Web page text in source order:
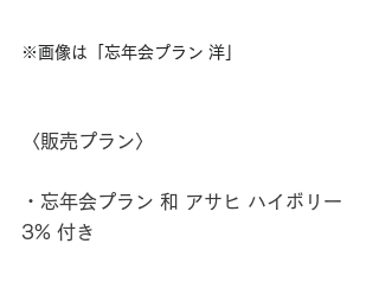
※画像は「忘年会プラン 洋」
〈販売プラン〉
・忘年会プラン 和 アサヒ ハイボリー
3% 付き